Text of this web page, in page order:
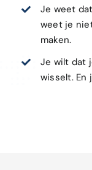
Je weet
weet je
maken.
Je wilt dat
wisselt. En